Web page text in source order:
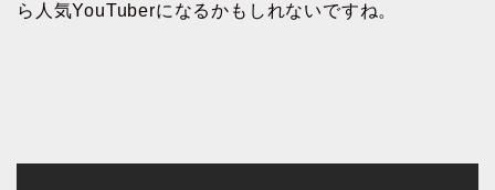
ら人気YouTuberになるかもしれないですね。